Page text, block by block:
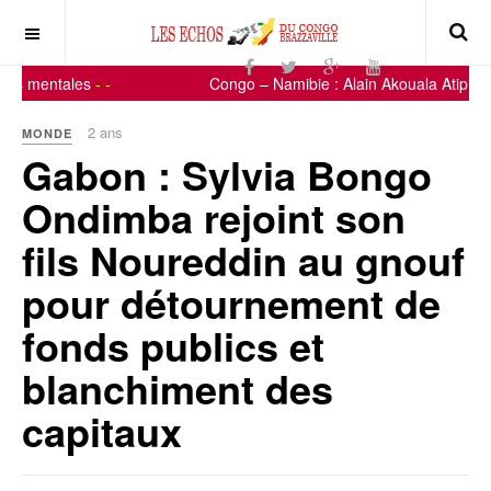
mentales - - Congo – Namibie : Alain Akouala
MONDE 2 ans
Gabon : Sylvia Bongo
Ondimba rejoint son
fils Noureddin au gnouf
pour détournement de
fonds publics et
blanchiment des
capitaux